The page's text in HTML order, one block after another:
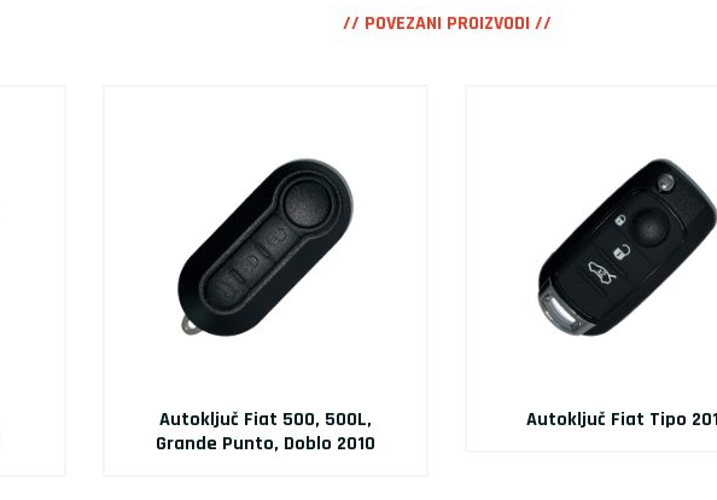
// POVEZANI PROIZVODI //
Autoključ Fiat 500, 500L,
Grande Punto, Doblo 2010
Autoključ Fiat Tipo